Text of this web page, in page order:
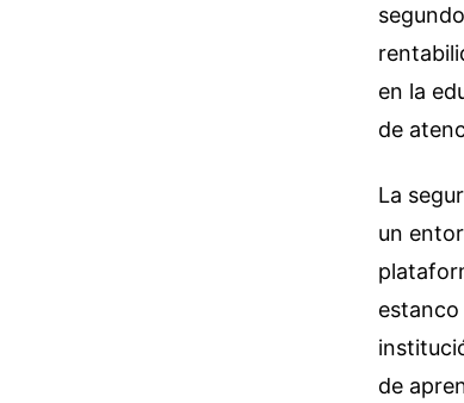
en la
de
La
un
de